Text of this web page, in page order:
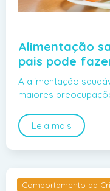
Alimentação
pais pode
A alimentação
maiores
Leia mais
Comportamento da